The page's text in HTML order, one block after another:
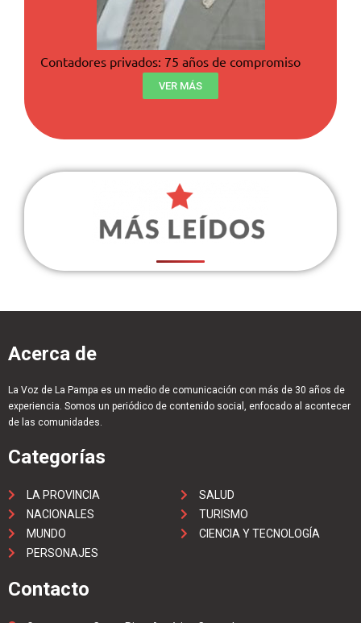
Contadores privados: 75 años de compromiso
VER MÁS
Acerca de
La Voz de La Pampa es un medio de comunicación con más de 30 años de
experiencia. Somos un periódico de contenido social, enfocado al acontecer
de las comunidades.
Categorías
LA PROVINCIA
NACIONALES
MUNDO
PERSONAJES
SALUD
TURISMO
CIENCIA Y TECNOLOGÍA
Contacto